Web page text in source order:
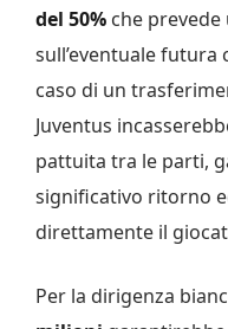
del 50% che
sull’eventuale futura
caso di un
Juventus
pattuita tra le parti,
significativo ritorno
direttamente il
Per la dirigenza